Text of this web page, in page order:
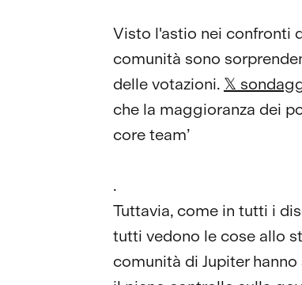
Visto l'astio nei confronti
comunità sono
delle votazioni. 𝕏
che la maggioranza dei
core team’
.
Tuttavia, come in tutti i
tutti vedono le cose allo
comunità di Jupiter